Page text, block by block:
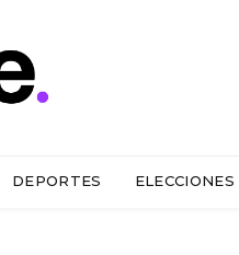
DEPORTES ELECCIONES